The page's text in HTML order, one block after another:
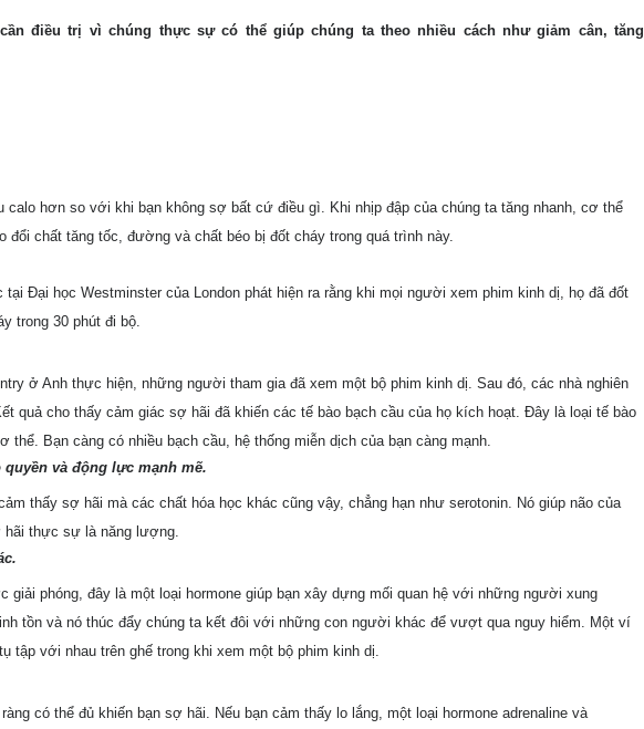
điềutrị vì chúng thực sự có thể giúp chúng ta theo nhiều cách như giảm cân, tăng
calo hơn so với khi bạn không sợ bất cứ điều gì. Khi nhịp đập của chúng ta tăng nhanh, cơ thể
đổi chất tăng tốc, đường và chất béo bị đốt cháy trong quá trình này.
Đại học Westminster của London phát hiện ra rằng khi mọi người xem phim kinh dị, họ đã đốt
trong 30 phút đi bộ.
ở Anh thực hiện, những người tham gia đã xem một bộ phim kinh dị. Sau đó, các nhà nghiên
quả cho thấy cảm giác sợ hãi đã khiến các tế bào bạch cầu của họ kích hoạt. Đây là loại tế bào
thể. Bạn càng có nhiều bạch cầu, hệ thống miễn dịch của bạn càng mạnh.
và động lực mạnh mẽ.
thấy sợ hãi mà các chất hóa học khác cũng vậy, chẳng hạn như serotonin. Nó giúp não của
hãi thực sự là năng lượng.
giải phóng, đây là một loại hormone giúp bạn xây dựng mối quan hệ với những người xung
tồn và nó thúc đẩy chúng ta kết đôi với những con người khác để vượt qua nguy hiểm. Một ví
tập với nhau trên ghế trong khi xem một bộ phim kinh dị.
có thể đủ khiến bạn sợ hãi. Nếu bạn cảm thấy lo lắng, một loại hormone adrenaline và